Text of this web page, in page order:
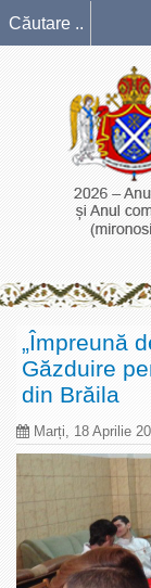
„Împreună
Găzduire
din Brăila
Marți, 18 Aprilie